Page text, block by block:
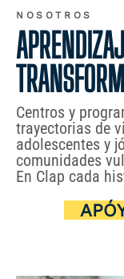
NOSOTROS
Centros y
trayectorias de
adolescentes y
comunidades
En Clap cada